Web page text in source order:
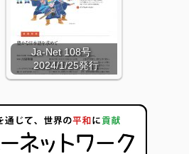
Ja-Net 108号
2024/1/25発行